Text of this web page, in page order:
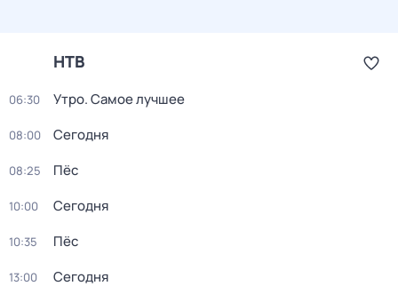
НТВ
06:30 Утро. Самое лучшее
08:00 Сегодня
08:25 Пёс
10:00 Сегодня
10:35 Пёс
13:00 Сегодня